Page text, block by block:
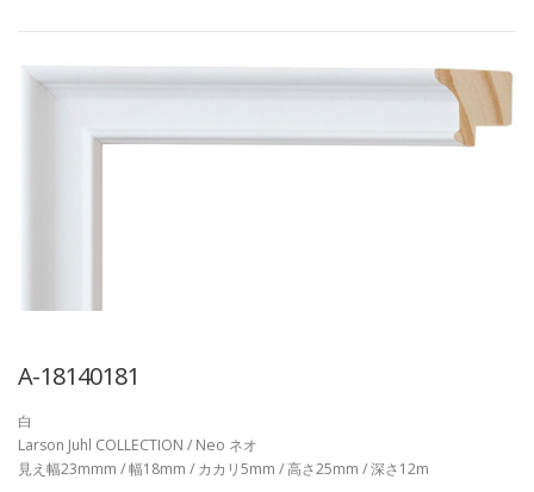
A-18140181
白
Larson Juhl COLLECTION / Neo ネオ
見え幅23mmm / 幅18mm / カカリ5mm / 高さ25mm / 深さ12m